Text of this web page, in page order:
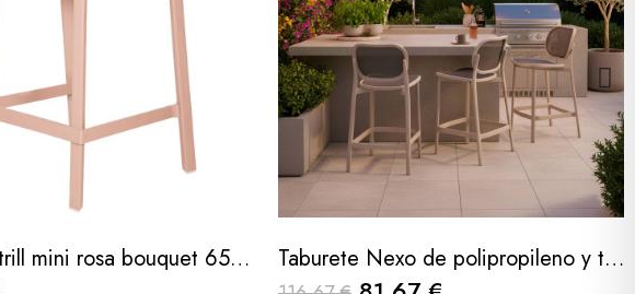
Taburete trill mini rosa bouquet 65cm Taburete Nexo de polipropileno y textilene gris claro 65 cm